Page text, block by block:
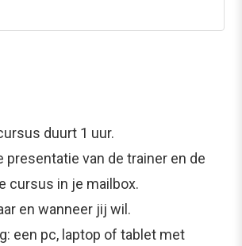
duurt 1 uur.
presentatie van de trainer en de
cursus in je mailbox.
en wanneer jij wil.
een pc, laptop of tablet met